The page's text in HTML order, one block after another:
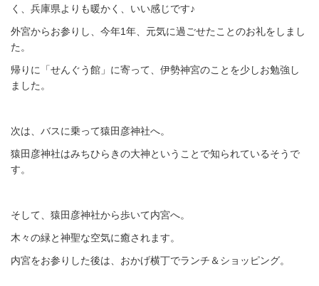
く、兵庫県よりも暖かく、いい感じです♪
外宮からお参りし、 今年1年、元気に過ごせたことのお礼をしまし
た。
帰りに「せんぐう館」に寄って、伊勢神宮のことを少しお勉強し
ました。
次は、バスに乗って猿田彦神社へ。
猿田彦神社はみちひらきの大神ということで知られているそうで
す。
そして、猿田彦神社から歩いて内宮へ。
木々の緑と神聖な空気に癒されます。
内宮をお参りした後は、おかげ横丁でランチ＆ショッピング。